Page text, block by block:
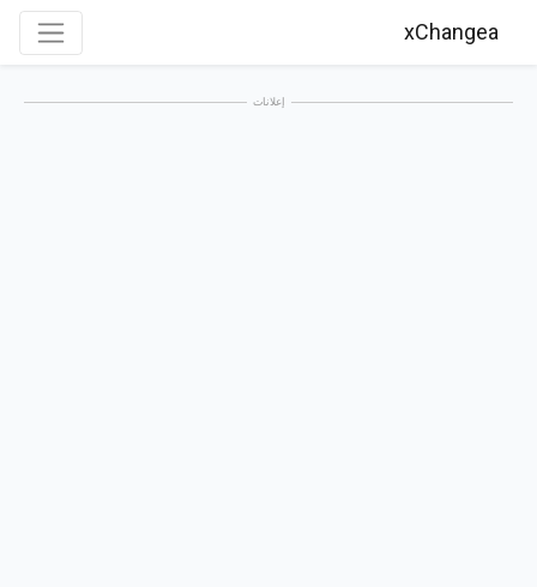
xChangea
إعلانات